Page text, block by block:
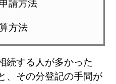
請方法
方法
続する人が多かった
、その分登記の手間が